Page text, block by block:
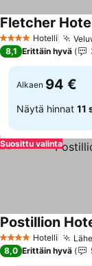
4 Tähtiluokitus
Hotelli
Fletcher
8,1 Erittäin hyvä
Alkaen 94 €
Näytä hinnat 11
Suosittu valinta
4 Tähtiluokitus
Hotelli
Postillion
8,0 Erittäin hyvä